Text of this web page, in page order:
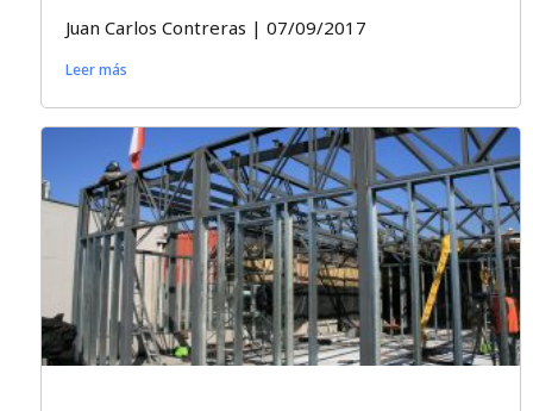
Juan Carlos Contreras 07/09/2017
Leer más